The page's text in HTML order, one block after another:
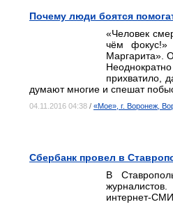
Почему люди боятся
«Человек
чём фокус!»
Маргарита».
прихватило,
думают многие и спешат
04.11.2016 04:38 / «Мое», г. Воронеж,
Сбербанк провел в
В
интернет-СМИ.